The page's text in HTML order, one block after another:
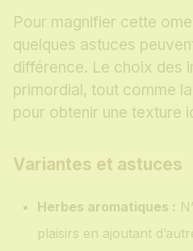
Pour magnifier cette
quelques astuces
différence. Le choix des
primordial, tout comme
pour obtenir une texture
Variantes et astuces
Herbes aromatiques :
plaisirs en ajoutant